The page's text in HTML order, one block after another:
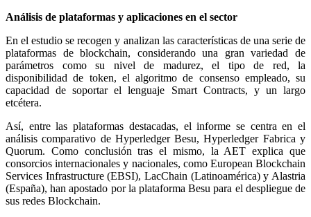
Análisis de plataformas y aplicaciones en el sector
En el estudio se recogen y analizan las características de una serie de
plataformas de blockchain, considerando una gran variedad de
parámetros como su nivel de madurez, el tipo de red, la
disponibilidad de token, el algoritmo de consenso empleado, su
capacidad de soportar el lenguaje Smart Contracts, y un largo
etcétera.
Así, entre las plataformas destacadas, el informe se centra en el
análisis comparativo de Hyperledger Besu, Hyperledger Fabrica y
Quorum. Como conclusión tras el mismo, la AET explica que
consorcios internacionales y nacionales, como European Blockchain
Services Infrastructure (EBSI), LacChain (Latinoamérica) y Alastria
(España), han apostado por la plataforma Besu para el despliegue de
sus redes Blockchain.